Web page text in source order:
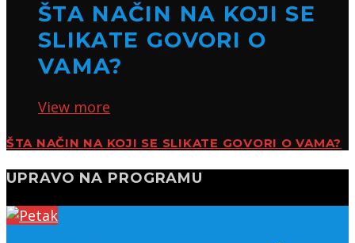
ŠTA NAČIN NA KOJI SE
SLIKATE GOVORI O
VAMA?
View more
ŠTA NAČIN NA KOJI SE SLIKATE GOVORI O VAMA?
UPRAVO NA PROGRAMU